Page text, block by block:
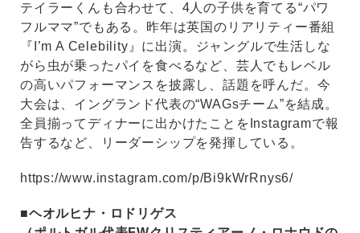
テイラーくんも合わせて、4人の子供を育てる“パワ
フルママ”でもある。昨年は英国のリアリティー番組
『I’m A Celebility』に出演。ジャングルで生活しな
がら虫が乗ったパイを食べるなど、芸人でもレベル
の高いパフォーマンスを披露し、話題を呼んだ。今
大会は、イングランド代表の“WAGsチーム”を結成。
全員揃ってディナーに出かけたことをInstagramで報
告するなど、リーダーシップを発揮している。
https://www.instagram.com/p/Bi9kWrRnys6/
■ヘオルヒナ・ロドリゲス